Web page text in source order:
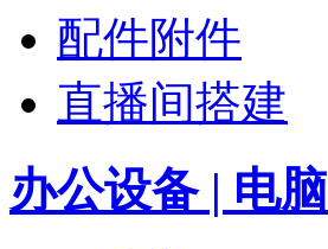
配件附件
直播间搭建
办公设备 | 电脑